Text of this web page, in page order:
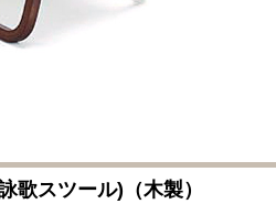
歌スツール)（木製）